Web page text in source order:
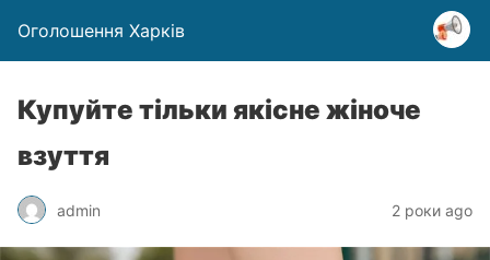
Оголошення Харків
Купуйте тільки якісне жіноче
взуття
admin 2 роки ago